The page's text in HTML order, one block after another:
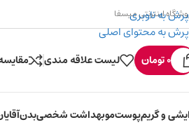
پرش به ناوبری
پرش به محتوای اصلی
۳۰۰ میسکوین (۳۰ هزار تومن) هدیه خرید اول
اینترنتی میسفا
0تومان لیست علاقه مندی
و گریمپوستموبهداشت شخصیبدن